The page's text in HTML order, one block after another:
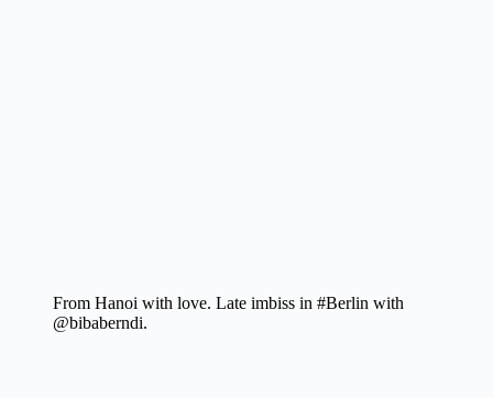
From Hanoi with love. Late imbiss in #Berlin with
@bibaberndi.